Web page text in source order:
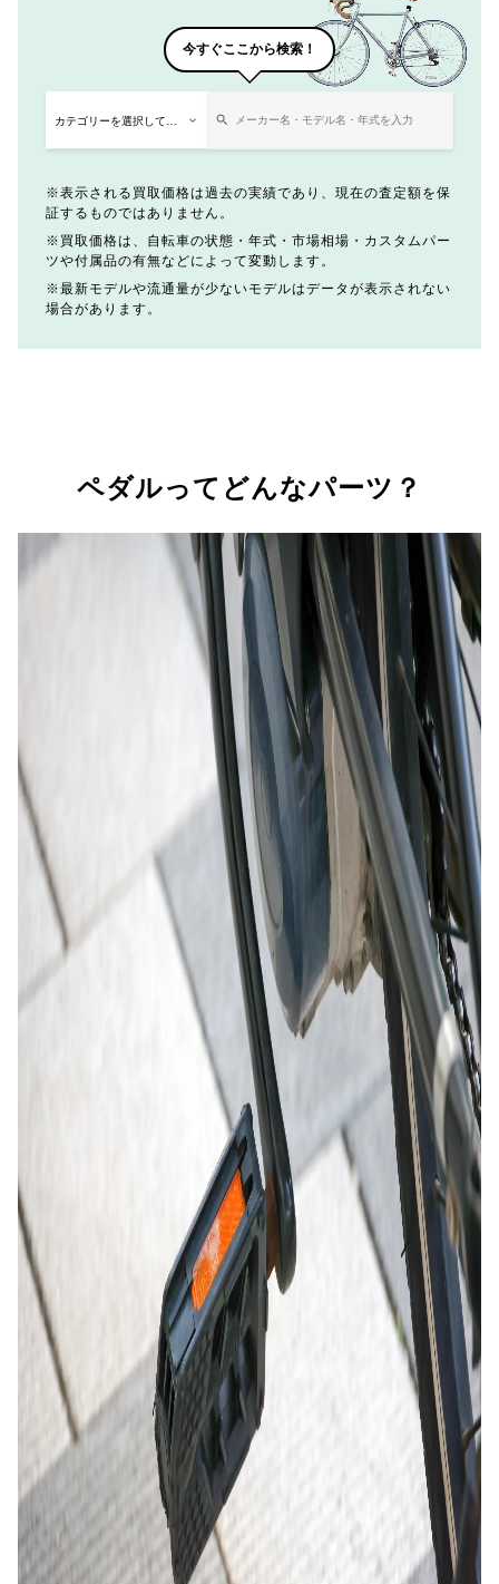
今すぐここから検索！
表示される買取価格は過去の実績であり、現在の査定額を保
証するものではありません。
買取価格は、自転車の状態・年式・市場相場・カスタムパー
ツや付属品の有無などによって変動します。
最新モデルや流通量が少ないモデルはデータが表示されない
場合があります。
ペダルってどんなパーツ？